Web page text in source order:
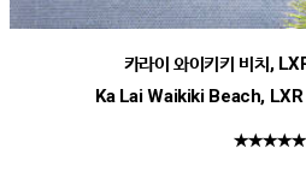
카라이 와이키키 비치,
Ka Lai Waikiki Beach,
★★★★★